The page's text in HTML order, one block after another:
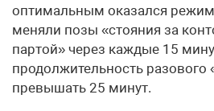
оптимальным оказался
меняли позы «стояния за
партой» через каждые 15
продолжительность разового
превышать 25 минут.